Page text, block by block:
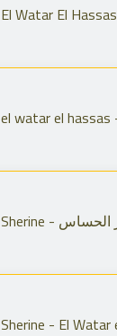
el watar el hassas
Sherine - El Watar